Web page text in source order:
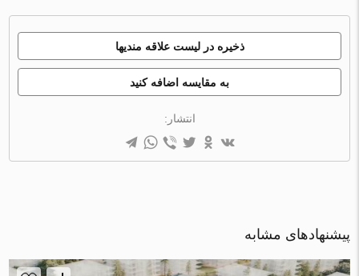
ذخیره در لیست علاقه مندیها
به مقایسه اضافه کنید
انتشار:
پیشنهادهای مشابه